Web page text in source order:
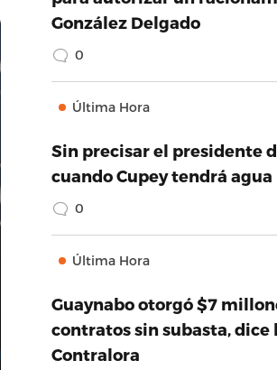
González Delgado
0
Última Hora
Sin precisar el presidente
cuando Cupey tendrá agua
0
Última Hora
Guaynabo otorgó $7
contratos sin subasta, dice
Contralora